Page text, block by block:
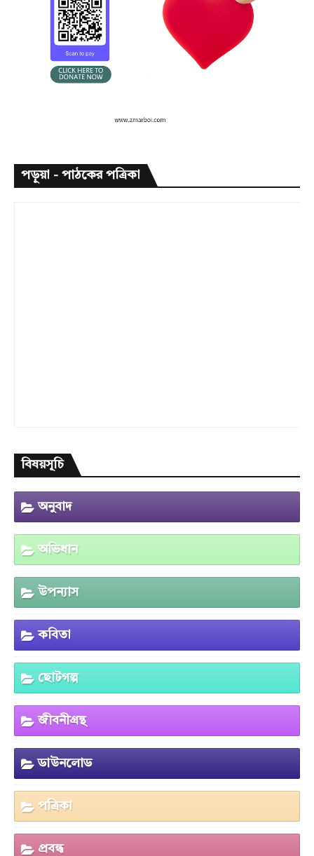
পড়ুয়া - পাঠকের পত্রিকা
বিষয়সূচি
অনুবাদ
অভিধান
উপন্যাস
কবিতা
ছোটগল্প
জীবনীগ্রন্থ
ডাউনলোড
পত্রিকা
প্রবন্ধ